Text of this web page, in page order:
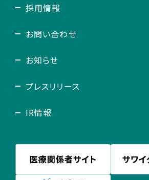
採用情報
お問い合わせ
お知らせ
プレスリリース
IR情報